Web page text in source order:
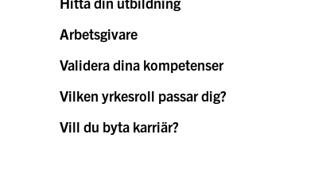
Arbetsgivare
Validera dina kompetenser
Vilken yrkesroll passar dig?
Vill du byta karriär?